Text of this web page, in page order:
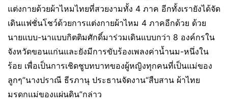
แต่งกายด้วยผ้าไหมไทยที่สวยงามทั้ง 4 ภาค อีกทั้งเรายังได้จัด
เดินแฟชั่นโชว์ด้วยการแต่งกายผ้าไหม 4 ภาคอีกด้วย ด้วย
นายแบบ-นาแบบกิตติมศักดิ์มาร่วมเดินแบบกว่า 8 องค์กรใน
จังหวัดขอนแก่นและยังมีการขับร้องเพลงค่าน้ำนม-หนึ่งใน
ร้อย เพื่อเป็นการเชิดชูบทบาทของผู้หญิงทุกคนที่เป็นแม่ของ
ลูกๆ”นางปราณี ธีรภานุ ประธานจัดงาน“สืบสาน ผ้าไทย
มรดกแม่ของแผ่นดิน”กล่าว